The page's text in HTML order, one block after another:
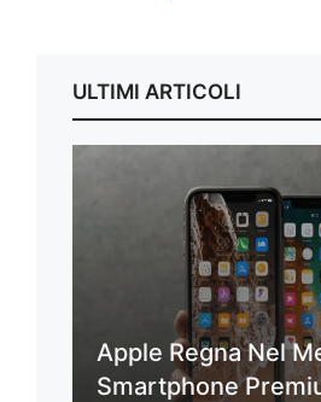
ULTIMI ARTICOLI
Apple Regna Nel
Smartphone